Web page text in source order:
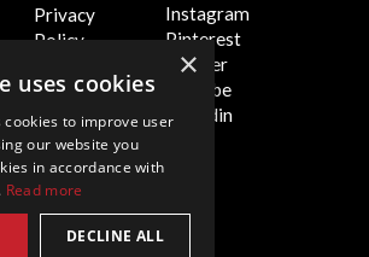
Privacy
Policy
Policy
Artist Sign
Up
Terms and
Conditions
Sitemap
Instagram
Pinterest
Twitter
Youtube
Linkedin
×
uses cookies
cookies to improve user
our website you
in accordance with
Read more
DECLINE ALL